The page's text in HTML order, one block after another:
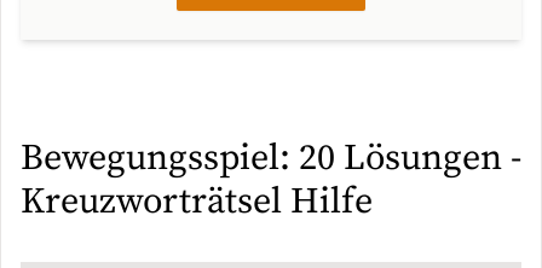
Bewegungsspiel: 20 Lösungen -
Kreuzworträtsel Hilfe